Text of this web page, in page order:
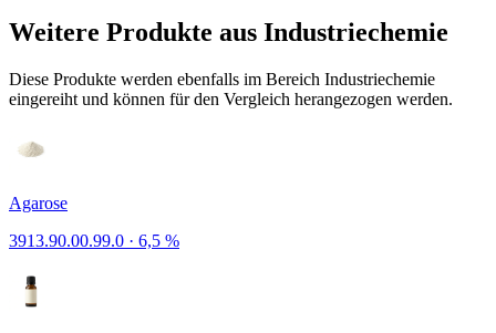
Weitere Produkte aus Industriechemie
Diese Produkte werden ebenfalls im Bereich Industriechemie
eingereiht und können für den Vergleich herangezogen werden.
Agarose
3913.90.00.99.0 · 6,5 %